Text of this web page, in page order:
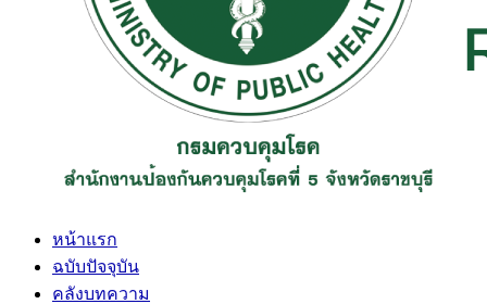
หน้าแรก
ฉบับปัจจุบัน
คลังบทความ